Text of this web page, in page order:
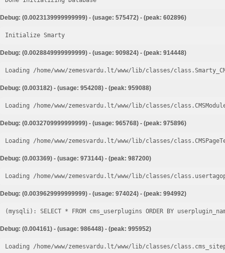
Debug: (0.0023139999999999) - (usage: 575472) - (peak: 602896)
Initialize Smarty
Debug: (0.0028849999999999) - (usage: 909824) - (peak: 914448)
Loading /home/www/zemesvardu.lt/www/lib/classes/
Debug: (0.003182) - (usage: 954208) - (peak: 959088)
Loading /home/www/zemesvardu.lt/www/lib/classes/
Debug: (0.0032709999999999) - (usage: 965768) - (peak: 975896)
Loading /home/www/zemesvardu.lt/www/lib/classes/
Debug: (0.003369) - (usage: 973144) - (peak: 987200)
Loading /home/www/zemesvardu.lt/www/lib/classes/
Debug: (0.0039629999999999) - (usage: 974024) - (peak: 994992)
Debug: (0.004161) - (usage: 986448) - (peak: 995952)
Loading /home/www/zemesvardu.lt/www/lib/classes/